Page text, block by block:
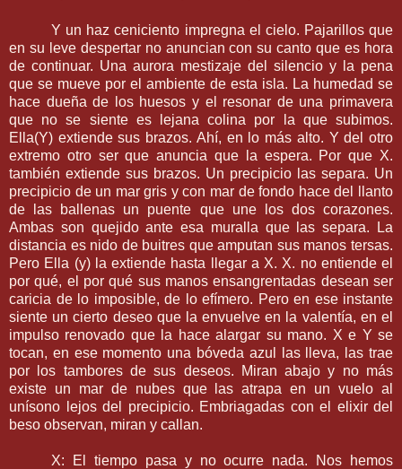
Y un haz ceniciento impregna el cielo. Pajarillos que
en su leve despertar no anuncian con su canto que es hora
de continuar. Una aurora mestizaje del silencio y la pena
que se mueve por el ambiente de esta isla. La humedad se
hace dueña de los huesos y el resonar de una primavera
que no se siente es lejana colina por la que subimos.
Ella(Y) extiende sus brazos. Ahí, en lo más alto. Y del otro
extremo otro ser que anuncia que la espera. Por que X.
también extiende sus brazos. Un precipicio las separa. Un
precipicio de un mar gris y con mar de fondo hace del llanto
de las ballenas un puente que une los dos corazones.
Ambas son quejido ante esa muralla que las separa. La
distancia es nido de buitres que amputan sus manos tersas.
Pero Ella (y) la extiende hasta llegar a X. X. no entiende el
por qué, el por qué sus manos ensangrentadas desean ser
caricia de lo imposible, de lo efímero. Pero en ese instante
siente un cierto deseo que la envuelve en la valentía, en el
impulso renovado que la hace alargar su mano. X e Y se
tocan, en ese momento una bóveda azul las lleva, las trae
por los tambores de sus deseos. Miran abajo y no más
existe un mar de nubes que las atrapa en un vuelo al
unísono lejos del precipicio. Embriagadas con el elixir del
beso observan, miran y callan.
X: El tiempo pasa y no ocurre nada. Nos hemos